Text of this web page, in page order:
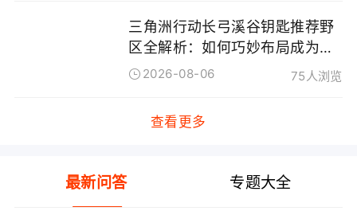
三角洲行动长弓溪谷钥匙推荐野
区全解析：如何巧妙布局成为野
区赢家
2026-08-06 75人浏览
查看更多
最新问答 专题大全